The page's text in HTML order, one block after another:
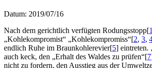
Datum: 2019/07/16
Nach dem gerichtlich verfügten Rodungsstopp[1
„Kohlekompromist“ „Kohlekompromiss“[2, 3,
endlich Ruhe im Braunkohlerevier[5] eintreten.
auch keck, den „Erhalt des Waldes zu prüfen“[7
nicht zu fordern, den Ausstieg aus der